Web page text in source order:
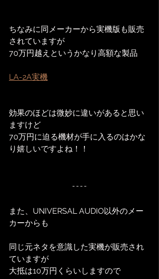
ちなみに同メーカーから実機版も販売
されていますが
70万円越えというかなり高額な製品
LA-2A実機
効果のほどは微妙に違いがあると思い
ますけど
70万円に迫る機材が手に入るのはかな
り嬉しいですよね！！
また、UNIVERSAL AUDIO以外のメー
カーからも
同じ元ネタを意識した実機が販売され
ていますが
大抵は10万円くらいしますので